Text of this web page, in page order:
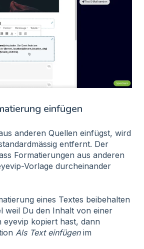
einfügen
anderen Quellen einfügst, wird
entfernt. Der
Formatierungen aus anderen
Vorlage durcheinander
eines Textes beibehalten
weil Du den Inhalt von einer
eyevip kopiert hast, dann
Als Text einfügenim